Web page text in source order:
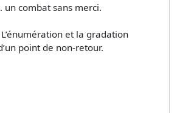
un combat sans merci.
et la gradation
point de non-retour.